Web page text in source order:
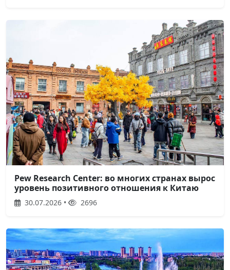
Pew Research Center: во многих странах вырос
уровень позитивного отношения к Китаю
30.07.2026 • 2696